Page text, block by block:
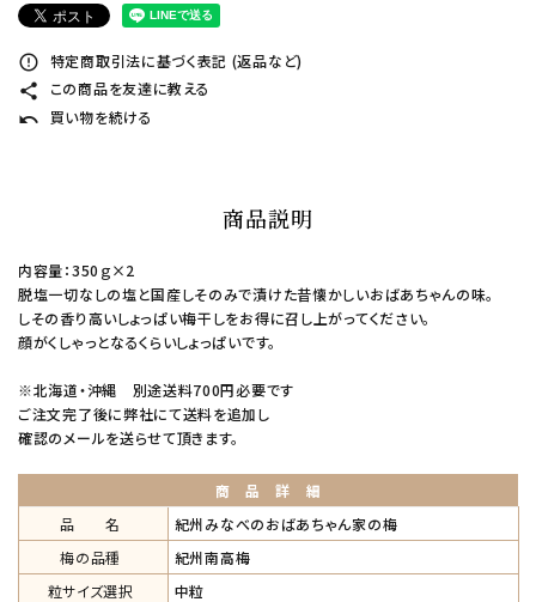
error_outline 特定商取引法に基づく表記 (返品など)
share この商品を友達に教える
undo 買い物を続ける
商品説明
内容量：350ｇ×2
脱塩一切なしの塩と国産しそのみで漬けた昔懐かしいおばあちゃんの味。
しその香り高いしょっぱい梅干しをお得に召し上がってください。
顔がくしゃっとなるくらいしょっぱいです。
※北海道・沖縄 別途送料700円必要です
ご注文完了後に弊社にて送料を追加し
確認のメールを送らせて頂きます。
商 品 詳 細
品 名
紀州みなべのおばあちゃん家の梅
梅の品種
紀州南高梅
粒サイズ選択
中粒